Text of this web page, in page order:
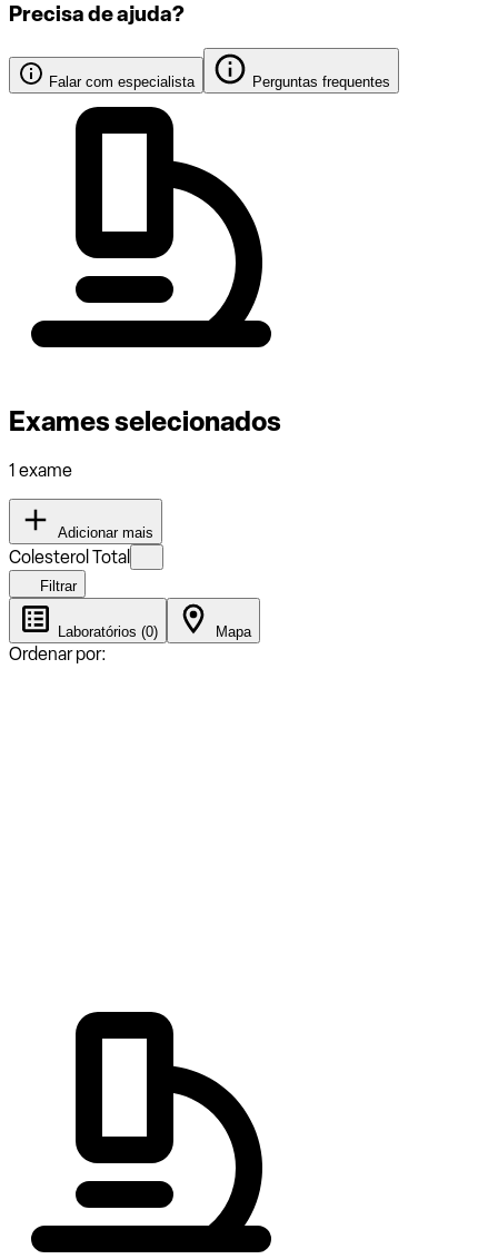
Precisa de ajuda?
Falar com especialista Perguntas frequentes
Exames selecionados
1 exame
Adicionar mais
Colesterol Total
Filtrar
Laboratórios (0) Mapa
Ordenar por: